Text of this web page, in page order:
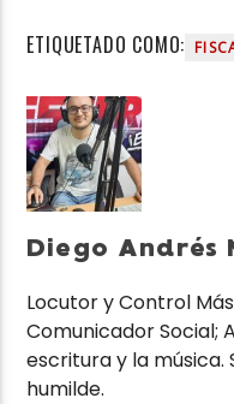
ETIQUETADO COMO:
Diego Andrés
Locutor y Control
Comunicador Social;
escritura y la música.
humilde.